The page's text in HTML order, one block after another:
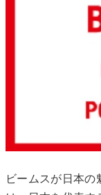
ビームスが日本の